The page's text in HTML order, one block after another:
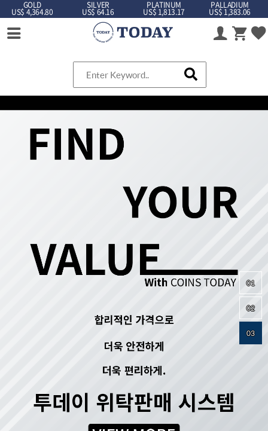
GOLD
US$ 4,364.80
SILVER
US$ 64.16
PLATINUM
US$ 1,813.17
PALLADIUM
US$ 1,383.06
01
02
03